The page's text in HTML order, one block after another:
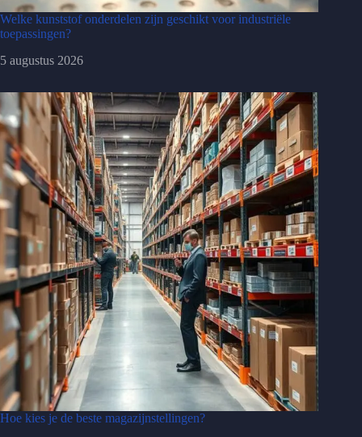
Welke kunststof onderdelen zijn geschikt voor industriële
toepassingen?
5 augustus 2026
Hoe kies je de beste magazijnstellingen?